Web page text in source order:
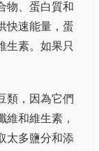
物、蛋白質和
快速能量，蛋
生素。如果只
類，因為它們
維和維生素，
太多鹽分和添